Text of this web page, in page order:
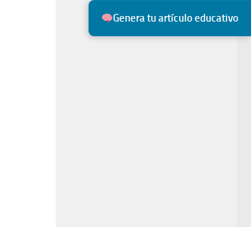
Genera tu artículo educativo